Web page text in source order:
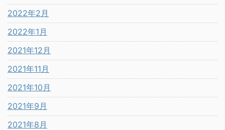
2022年2月
2022年1月
2021年12月
2021年11月
2021年10月
2021年9月
2021年8月